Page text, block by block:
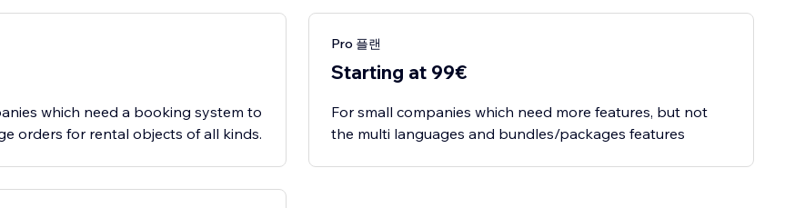
which need a booking system to
orders for rental objects of all kinds.
Pro 플랜
Starting at 99€
For small companies which need more features, but not
the multi languages and bundles/packages features